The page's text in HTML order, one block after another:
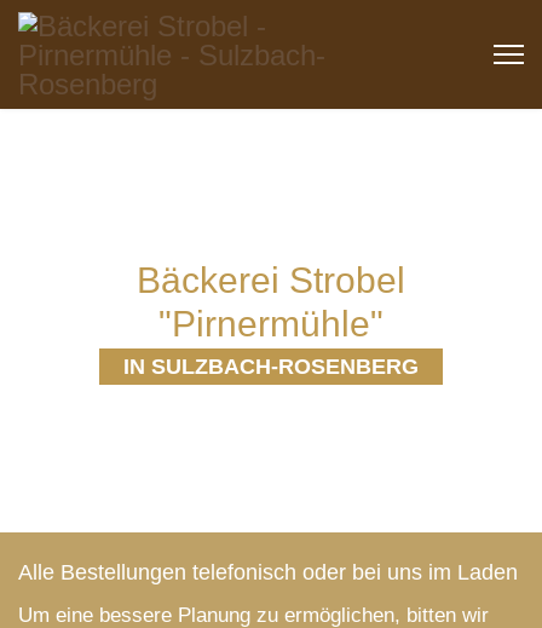
Bäckerei Strobel
"Pirnermühle"
IN SULZBACH-ROSENBERG
Alle Bestellungen telefonisch oder bei uns im Laden
Um eine bessere Planung zu ermöglichen, bitten wir